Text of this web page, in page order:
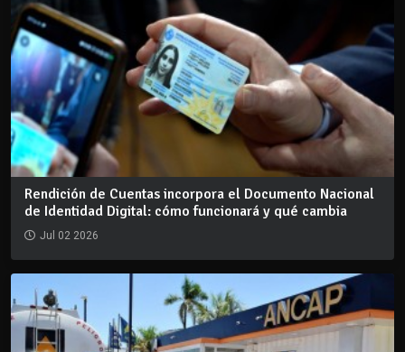
Rendición de Cuentas incorpora el Documento Nacional
de Identidad Digital: cómo funcionará y qué cambia
Jul 02 2026